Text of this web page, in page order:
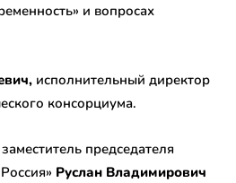
и вопросах
исполнительный директор
консорциума.
председателя
Руслан Владимирович